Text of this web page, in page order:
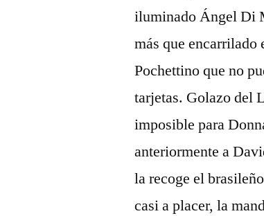
iluminado Ángel Di
más que
Pochettino que no
tarjetas. Golazo del
imposible para
anteriormente a
la recoge el
casi a placer, la